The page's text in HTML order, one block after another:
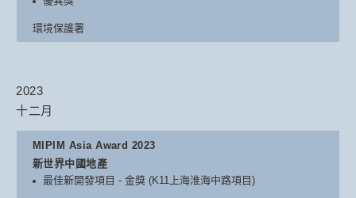
環境保護署
2023
十二月
MIPIM Asia Award 2023
新世界中國地產
最佳新開發項目 - 金獎 (K11上海淮海中路項目)